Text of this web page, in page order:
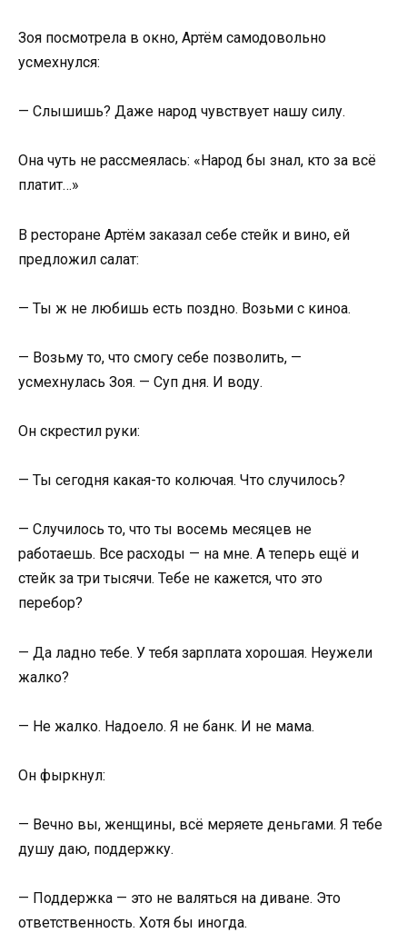
Зоя посмотрела в окно, Артём самодовольно
усмехнулся:
— Слышишь? Даже народ чувствует нашу силу.
Она чуть не рассмеялась: «Народ бы знал, кто за всё
платит…»
В ресторане Артём заказал себе стейк и вино, ей
предложил салат:
— Ты ж не любишь есть поздно. Возьми с киноа.
— Возьму то, что смогу себе позволить, —
усмехнулась Зоя. — Суп дня. И воду.
Он скрестил руки:
— Ты сегодня какая-то колючая. Что случилось?
— Случилось то, что ты восемь месяцев не
работаешь. Все расходы — на мне. А теперь ещё и
стейк за три тысячи. Тебе не кажется, что это
перебор?
— Да ладно тебе. У тебя зарплата хорошая. Неужели
жалко?
— Не жалко. Надоело. Я не банк. И не мама.
Он фыркнул:
— Вечно вы, женщины, всё меряете деньгами. Я тебе
душу даю, поддержку.
— Поддержка — это не валяться на диване. Это
ответственность. Хотя бы иногда.